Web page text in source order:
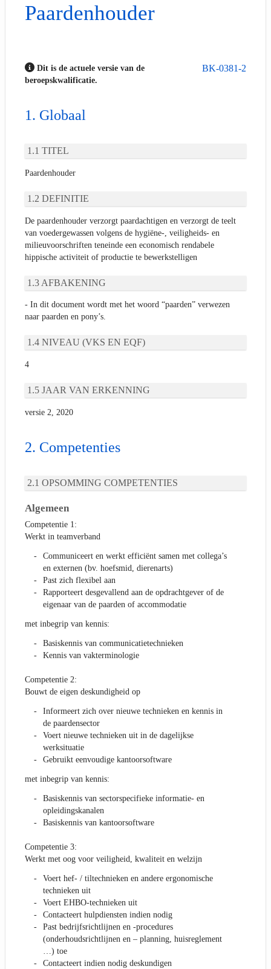
Paardenhouder
BK-0381-2
Dit is de actuele versie van de
beroepskwalificatie.
Globaal
TITEL
Paardenhouder
DEFINITIE
De paardenhouder verzorgt paardachtigen en verzorgt de teelt
van voedergewassen volgens de hygiëne-, veiligheids- en
milieuvoorschriften teneinde een economisch rendabele
hippische activiteit of productie te bewerkstelligen
AFBAKENING
- In dit document wordt met het woord “paarden” verwezen
naar paarden en pony’s.
NIVEAU (VKS EN EQF)
4
JAAR VAN ERKENNING
versie 2, 2020
Competenties
OPSOMMING COMPETENTIES
Algemeen
Competentie 1:
Werkt in teamverband
Communiceert en werkt efficiënt samen met collega’s
en externen (bv. hoefsmid, dierenarts)
Past zich flexibel aan
Rapporteert desgevallend aan de opdrachtgever of de
eigenaar van de paarden of accommodatie
met inbegrip van kennis:
Basiskennis van communicatietechnieken
Kennis van vakterminologie
Competentie 2:
Bouwt de eigen deskundigheid op
Informeert zich over nieuwe technieken en kennis in
de paardensector
Voert nieuwe technieken uit in de dagelijkse
werksituatie
Gebruikt eenvoudige kantoorsoftware
met inbegrip van kennis:
Basiskennis van sectorspecifieke informatie- en
opleidingskanalen
Basiskennis van kantoorsoftware
Competentie 3:
Werkt met oog voor veiligheid, kwaliteit en welzijn
Voert hef- / tiltechnieken en andere ergonomische
technieken uit
Voert EHBO-technieken uit
Contacteert hulpdiensten indien nodig
Past bedrijfsrichtlijnen en -procedures
(onderhoudsrichtlijnen en – planning, huisreglement
…) toe
Contacteert indien nodig deskundigen